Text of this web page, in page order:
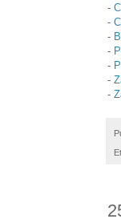
-
-
-
-
-
-
-